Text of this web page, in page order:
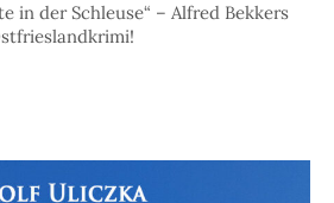
in der Schleuse“ – Alfred Bekkers